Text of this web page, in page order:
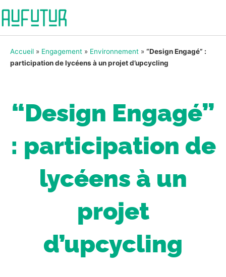
Accueil » Engagement » Environnement » “Design Engagé” :
participation de lycéens à un projet d’upcycling
“Design Engagé”
: participation de
lycéens à un
projet
d’upcycling